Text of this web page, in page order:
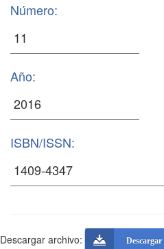
Número:
Año:
ISBN/ISSN:
Descargar archivo: Descargar